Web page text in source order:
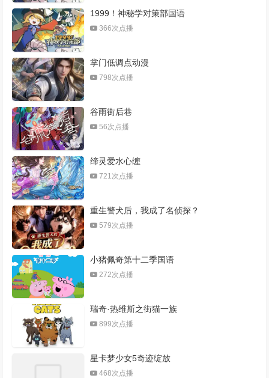
1999！神秘学对策部国语
366次点播
掌门低调点动漫
798次点播
谷雨街后巷
56次点播
缔灵爱水心缠
721次点播
重生警犬后，我成了名侦探？
579次点播
小猪佩奇第十二季国语
272次点播
瑞奇·热维斯之街猫一族
899次点播
星卡梦少女5奇迹绽放
468次点播